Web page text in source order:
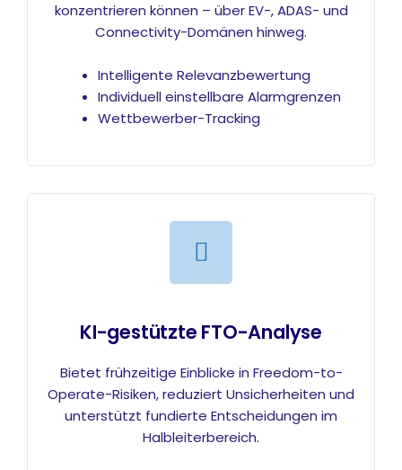
konzentrieren können – über EV-, ADAS- und
Connectivity-Domänen hinweg.
Intelligente Relevanzbewertung
Individuell einstellbare Alarmgrenzen
Wettbewerber-Tracking
KI-gestützte FTO-Analyse
Bietet frühzeitige Einblicke in Freedom-to-
Operate-Risiken, reduziert Unsicherheiten und
unterstützt fundierte Entscheidungen im
Halbleiterbereich.